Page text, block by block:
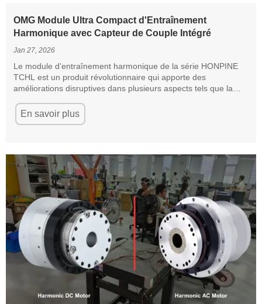
OMG Module Ultra Compact d'Entraînement
Harmonique avec Capteur de Couple Intégré
Jan 27, 2026
Le module d'entraînement harmonique de la série HONPINE
TCHL est un produit révolutionnaire qui apporte des
améliorations disruptives dans plusieurs aspects tels que la
connexion. Cet article analysera avec vous ses améliorations
révolutionnaires.
En savoir plus